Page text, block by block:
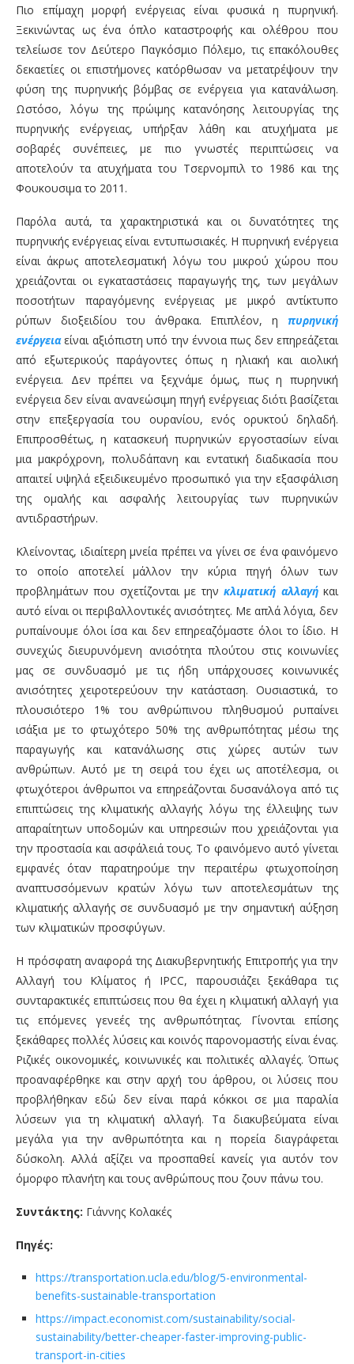
Πιο επίμαχη μορφή ενέργειας είναι φυσικά η πυρηνική.
Ξεκινώντας ως ένα όπλο καταστροφής και ολέθρου που
τελείωσε τον Δεύτερο Παγκόσμιο Πόλεμο, τις επακόλουθες
δεκαετίες οι επιστήμονες κατόρθωσαν να μετατρέψουν την
φύση της πυρηνικής βόμβας σε ενέργεια για κατανάλωση.
Ωστόσο, λόγω της πρώιμης κατανόησης λειτουργίας της
πυρηνικής ενέργειας, υπήρξαν λάθη και ατυχήματα με
σοβαρές συνέπειες, με πιο γνωστές περιπτώσεις να
αποτελούν τα ατυχήματα του Τσερνομπιλ το 1986 και της
Φουκουσιμα το 2011.
Παρόλα αυτά, τα χαρακτηριστικά και οι δυνατότητες της
πυρηνικής ενέργειας είναι εντυπωσιακές. Η πυρηνική ενέργεια
είναι άκρως αποτελεσματική λόγω του μικρού χώρου που
χρειάζονται οι εγκαταστάσεις παραγωγής της, των μεγάλων
ποσοτήτων παραγόμενης ενέργειας με μικρό αντίκτυπο
ρύπων διοξειδίου του άνθρακα. Επιπλέον, η πυρηνική
ενέργειαείναι αξιόπιστη υπό την έννοια πως δεν επηρεάζεται
από εξωτερικούς παράγοντες όπως η ηλιακή και αιολική
ενέργεια. Δεν πρέπει να ξεχνάμε όμως, πως η πυρηνική
ενέργεια δεν είναι ανανεώσιμη πηγή ενέργειας διότι βασίζεται
στην επεξεργασία του ουρανίου, ενός ορυκτού δηλαδή.
Επιπροσθέτως, η κατασκευή πυρηνικών εργοστασίων είναι
μια μακρόχρονη, πολυδάπανη και εντατική διαδικασία που
απαιτεί υψηλά εξειδικευμένο προσωπικό για την εξασφάλιση
της ομαλής και ασφαλής λειτουργίας των πυρηνικών
αντιδραστήρων.
Κλείνοντας, ιδιαίτερη μνεία πρέπει να γίνει σε ένα φαινόμενο
το οποίο αποτελεί μάλλον την κύρια πηγή όλων των
προβλημάτων που σχετίζονται με τηνκλιματική αλλαγήκαι
αυτό είναι οι περιβαλλοντικές ανισότητες. Με απλά λόγια, δεν
ρυπαίνουμε όλοι ίσα και δεν επηρεαζόμαστε όλοι το ίδιο. Η
συνεχώς διευρυνόμενη ανισότητα πλούτου στις κοινωνίες
μας σε συνδυασμό με τις ήδη υπάρχουσες κοινωνικές
ανισότητες χειροτερεύουν την κατάσταση. Ουσιαστικά, το
πλουσιότερο 1% του ανθρώπινου πληθυσμού ρυπαίνει
ισάξια με το φτωχότερο 50% της ανθρωπότητας μέσω της
παραγωγής και κατανάλωσης στις χώρες αυτών των
ανθρώπων. Αυτό με τη σειρά του έχει ως αποτέλεσμα, οι
φτωχότεροι άνθρωποι να επηρεάζονται δυσανάλογα από τις
επιπτώσεις της κλιματικής αλλαγής λόγω της έλλειψης των
απαραίτητων υποδομών και υπηρεσιών που χρειάζονται για
την προστασία και ασφάλειά τους. Το φαινόμενο αυτό γίνεται
εμφανές όταν παρατηρούμε την περαιτέρω φτωχοποίηση
αναπτυσσόμενων κρατών λόγω των αποτελεσμάτων της
κλιματικής αλλαγής σε συνδυασμό με την σημαντική αύξηση
των κλιματικών προσφύγων.
Η πρόσφατη αναφορά της Διακυβερνητικής Επιτροπής για την
Αλλαγή του Κλίματος ή IPCC, παρουσιάζει ξεκάθαρα τις
συνταρακτικές επιπτώσεις που θα έχει η κλιματική αλλαγή για
τις επόμενες γενεές της ανθρωπότητας. Γίνονται επίσης
ξεκάθαρες πολλές λύσεις και κοινός παρονομαστής είναι ένας.
Ριζικές οικονομικές, κοινωνικές και πολιτικές αλλαγές. Όπως
προαναφέρθηκε και στην αρχή του άρθρου, οι λύσεις που
προβλήθηκαν εδώ δεν είναι παρά κόκκοι σε μια παραλία
λύσεων για τη κλιματική αλλαγή. Τα διακυβεύματα είναι
μεγάλα για την ανθρωπότητα και η πορεία διαγράφεται
δύσκολη. Αλλά αξίζει να προσπαθεί κανείς για αυτόν τον
όμορφο πλανήτη και τους ανθρώπους που ζουν πάνω του.
Συντάκτης: Γιάννης Κολακές
Πηγές:
https://transportation.ucla.edu/blog/5-environmental-
benefits-sustainable-transportation
https://impact.economist.com/sustainability/social-
sustainability/better-cheaper-faster-improving-public-
transport-in-cities